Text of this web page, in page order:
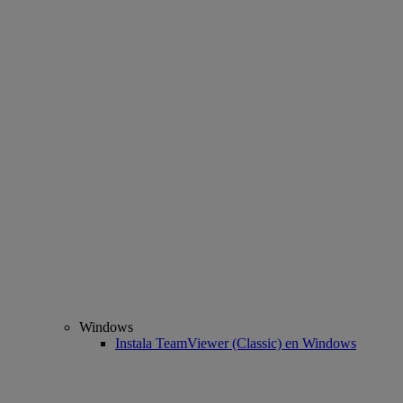
Windows
Instala TeamViewer (Classic) en Windows